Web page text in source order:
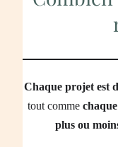
Chaque projet est
tout comme
plus ou